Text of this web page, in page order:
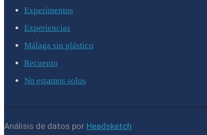
Experimentos
Experiencias
Málaga sin plástico
Recuento
No estamos solos
Análisis de datos por Headsketch